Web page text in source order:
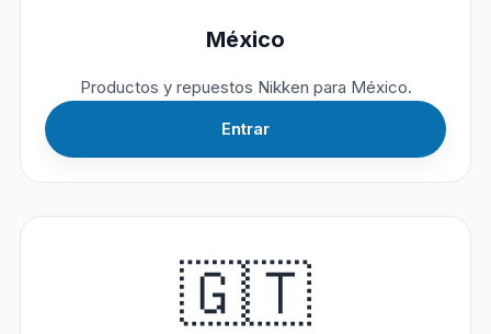
México
Productos y repuestos Nikken para México.
Entrar
🇬🇹